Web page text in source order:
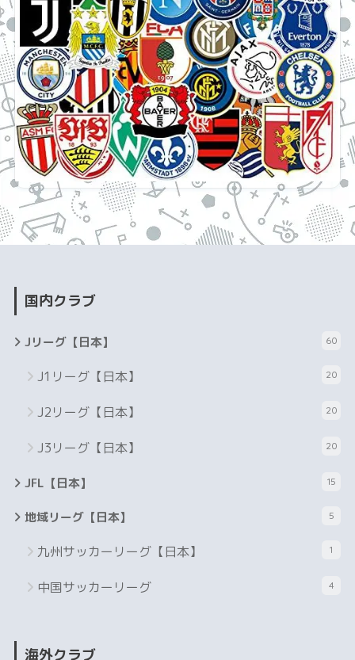
国内クラブ
Jリーグ【日本】 60
J1リーグ【日本】 20
J2リーグ【日本】 20
J3リーグ【日本】 20
JFL【日本】 15
地域リーグ【日本】 5
九州サッカーリーグ【日本】 1
中国サッカーリーグ 4
海外クラブ